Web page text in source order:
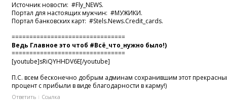
Источник новости:#Fly_NEWS.
Портал для настоящих мужчин:#МУЖИКИ.
Портал банковских карт:#Stels.News.Credit_cards.
================================
Ведь Главное это чтоб #Всё_что_нужно было!)
================================
[youtube]sRiQYHHDV6E[/youtube]
П.С. всем бесконечно добрым админам сохранившим этот
процент с прибыли в виде благодарности в карму!)
Ответить Ссылка